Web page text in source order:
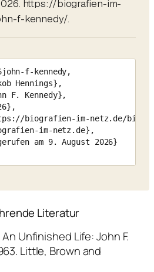
https://biografien-im-
f-kennedy/.
f-kennedy,
Hennings},
F. Kennedy},
biografien-im-netz.de/
im-netz.de},
am 9. August 2026}
Literatur
Unfinished Life: John F.
Little, Brown and